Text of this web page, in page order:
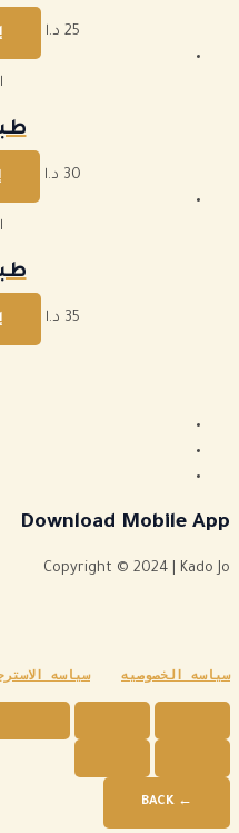
25 د.ا
30 د.ا
35 د.ا
Download Mobile App
Copyright © 2024 | Kado Jo
سياسه الخصوصيه سياسه
← BACK